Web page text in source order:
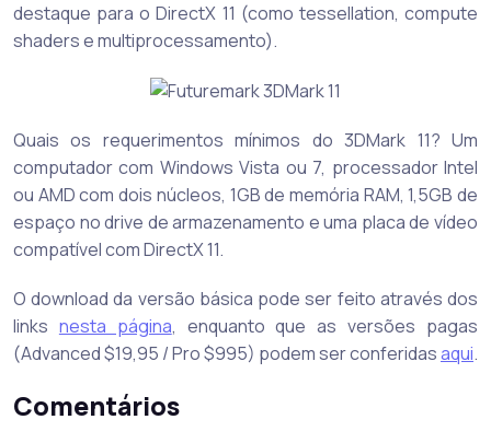
destaque para o DirectX 11 (como tessellation, compute
shaders e multiprocessamento).
Quais os requerimentos mínimos do 3DMark 11? Um
computador com Windows Vista ou 7, processador Intel
ou AMD com dois núcleos, 1GB de memória RAM, 1,5GB de
espaço no drive de armazenamento e uma placa de vídeo
compatível com DirectX 11.
O download da versão básica pode ser feito através dos
links nesta página, enquanto que as versões pagas
(Advanced $19,95 / Pro $995) podem ser conferidasaqui.
Comentários